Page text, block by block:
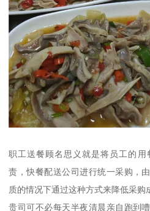
职工送餐顾名思义就是将员工的
责，快餐配送公司进行统一采购，
质的情况下通过这种方式来降低采购
贵司可不必每天半夜清晨亲自跑到